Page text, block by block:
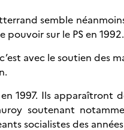
semble
pouvoir sur le PS en 1992.
avec le soutien des
1997. Ils apparaîtront
soutenant
socialistes des